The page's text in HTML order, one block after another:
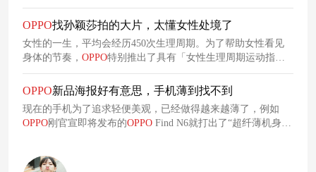
投放了一组大屏广告，祝愿每个忙碌的打工人都有机会好好感
受春天。
OPPO找孙颖莎拍的大片，太懂女性处境了
女性的一生，平均会经历450次生理周期。为了帮助女性看见
身体的节奏， OPPO特别推出了具有「女性生理周期运动指
导」功能的OPPOWatch X3 Mini，并携手孙颖莎共同呈现了一
支广告大片，力图与女性达成精神共鸣。
OPPO新品海报好有意思，手机薄到找不到
现在的手机为了追求轻便美观，已经做得越来越薄了，例如
OPPO刚官宣即将发布的OPPO Find N6就打出了“超纤薄机身，
同”。